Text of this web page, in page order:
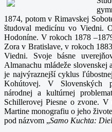
1874, potom v Rimavskej
študoval medicínu vo Viedni.
Hodoníne. V rokoch 1878
Zora v Bratislave, v rokoch
Viedni. Svoje básne
Almanachu mládeže slovenskej
je najvýraznejší cyklus
Kohútovej. V Slovenských
národnej a kultúrnej
Schillerovej Piesne o zvone.
Martine monografiu o jeho
pod názvom „Samo Kuchta: